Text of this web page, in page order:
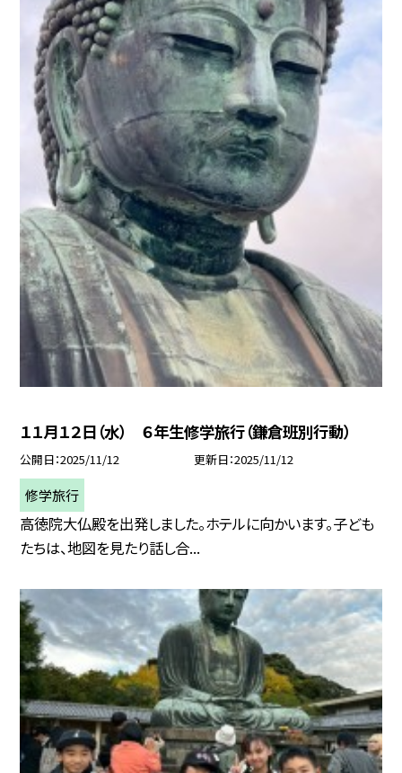
１１月１２日（水） ６年生修学旅行（鎌倉班別行動）
公開日 2025/11/12 更新日 2025/11/12
修学旅行
高徳院大仏殿を出発しました。ホテルに向かいます。子ども
たちは、地図を見たり話し合...